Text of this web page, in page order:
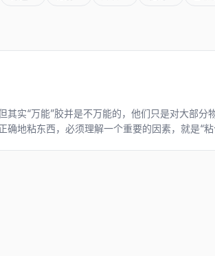
实“万能”胶并是不万能的，他们只是对大部分
地粘东西，必须理解一个重要的因素，就是“粘